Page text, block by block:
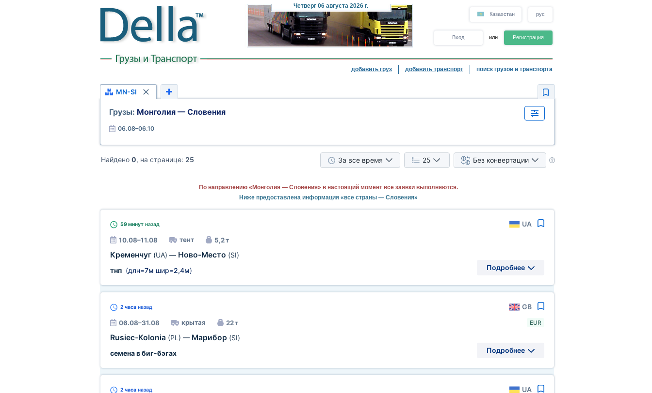
Четверг 06 августа 2026 г.
Казахстан рус
Вход или Регистрация
добавить груз добавить транспорт поиск грузов и транспорта
MN-SI
Грузы: Монголия — Словения
06.08–06.10
Найдено 0, на странице: 25 За все время 25 Без конвертации
По направлению «Монголия — Словения» в настоящий момент все заявки выполняются.
Ниже предоставлена информация «все страны — Словения»
59 минутназад UA
10.08–11.08 тент 5,2 т
Кременчуг (UA) — Ново-Место (SI)
тнп(длн=7м шир=2,4м) Подробнее
2 часаназад GB
06.08–31.08 крытая 22 т
Rusiec-Kolonia (PL) — Марибор (SI)
семена в биг-бэгах
EUR
Подробнее
2 часаназад UA